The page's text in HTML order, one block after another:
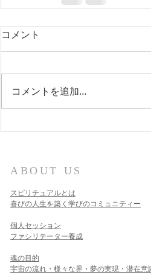
コメント
コメントを追加…
ABOUT US
スピリチュアルとは
喜びの人生を築く学びのコミュニティー
個人セッション​
ファシリテーター養成
魂の目的
宇宙の流れ・様々な界・夢の実現・潜在意